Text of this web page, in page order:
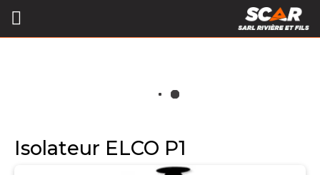
Isolateur ELCO P1